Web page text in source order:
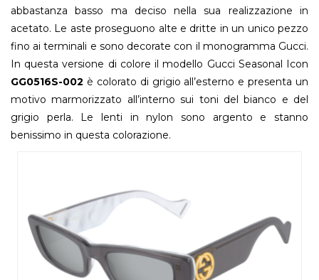
abbastanza basso ma deciso nella sua realizzazione in
acetato. Le aste proseguono alte e dritte in un unico pezzo
fino ai terminali e sono decorate con il monogramma Gucci.
In questa versione di colore il modello Gucci Seasonal Icon
GG0516S-002 è colorato di grigio all’esterno e presenta un
motivo marmorizzato all’interno sui toni del bianco e del
grigio perla. Le lenti in nylon sono argento e stanno
benissimo in questa colorazione.